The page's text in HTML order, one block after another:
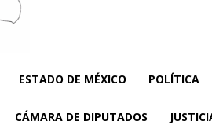
ESTADO DE MÉXICO POLÍTICA
CÁMARA DE DIPUTADOS